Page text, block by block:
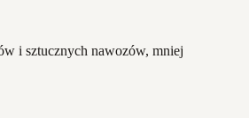
i sztucznych nawozów, mniej